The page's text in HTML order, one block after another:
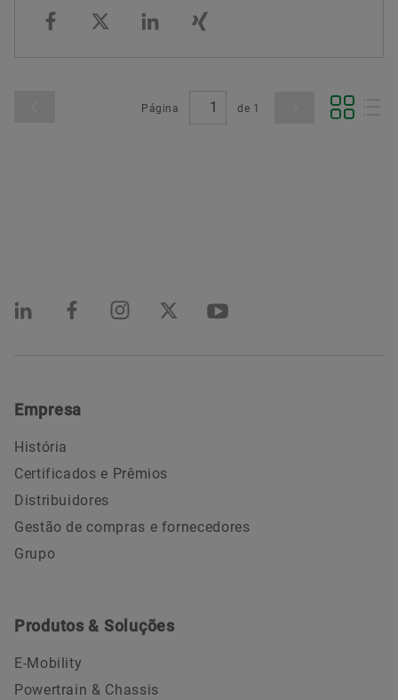
Página de 1
Empresa
História
Certificados e Prêmios
Distribuidores
Gestão de compras e fornecedores
Grupo
Produtos & Soluções
E-Mobility
Powertrain & Chassis